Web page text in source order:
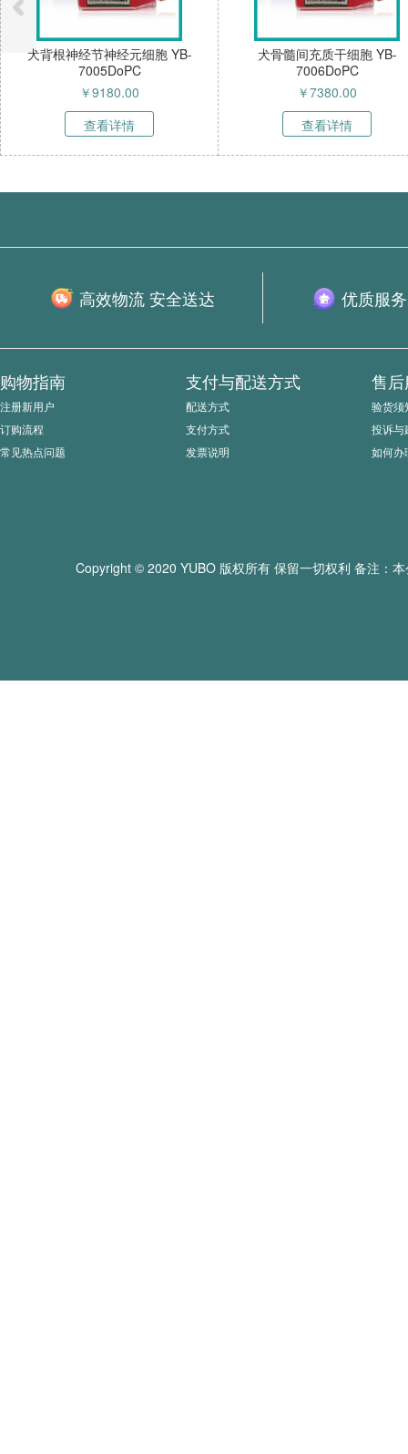
犬背根神经节神经元细胞 YB-
7005DoPC
9180.00
查看详情
犬骨髓间充质干细胞 YB-
7006DoPC
7380.00
查看详情
高效物流 安全送达 优质服
购物指南
注册新用户
订购流程
常见热点问题
支付与配送方式
配送方式
支付方式
发票说明
售
验货须
投诉与
如何办
Copyright © 2020 YUBO 版权所有 保留一切权利 备注：